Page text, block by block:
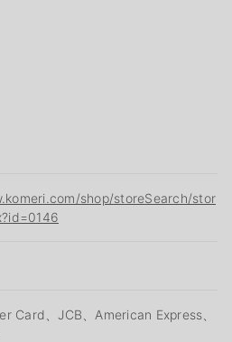
shop/storeSearch/stor
Card、JCB、American Express、